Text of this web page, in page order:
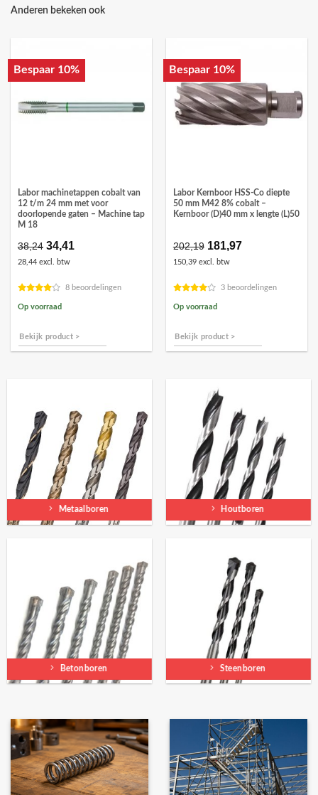
Anderen bekeken ook
Bespaar 10%
Labor machinetappen cobalt van
12 t/m 24 mm met voor
doorlopende gaten – Machine tap
M 18
38,24 Oorspronkelijke
prijs
was:
34,41
28,44 excl. btw
8 beoordelingen
Op voorraad
Bekijk product >
Bespaar 10%
Labor Kernboor HSS-Co diepte
50 mm M42 8% cobalt –
Kernboor (D)40 mm x lengte (L)50
202,19 Oorspronkelijke
prijs
was:
181,97Huidige
150,39 excl. btw
3 beoordelingen
Op voorraad
Bekijk product >
Metaalboren Houtboren
Betonboren Steenboren